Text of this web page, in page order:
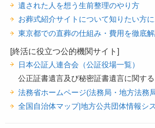
遺された人を想う生前整理のやり方
お葬式紹介サイトについて知りたい方
東京都での直葬の仕組み・費用を徹底解
[終活に役立つ公的機関サイト]
日本公証人連合会（公証役場一覧）
公正証書遺言及び秘密証書遺言に関す
法務省ホームページ(法務局・地方法務
全国自治体マップ|地方公共団体情報シ